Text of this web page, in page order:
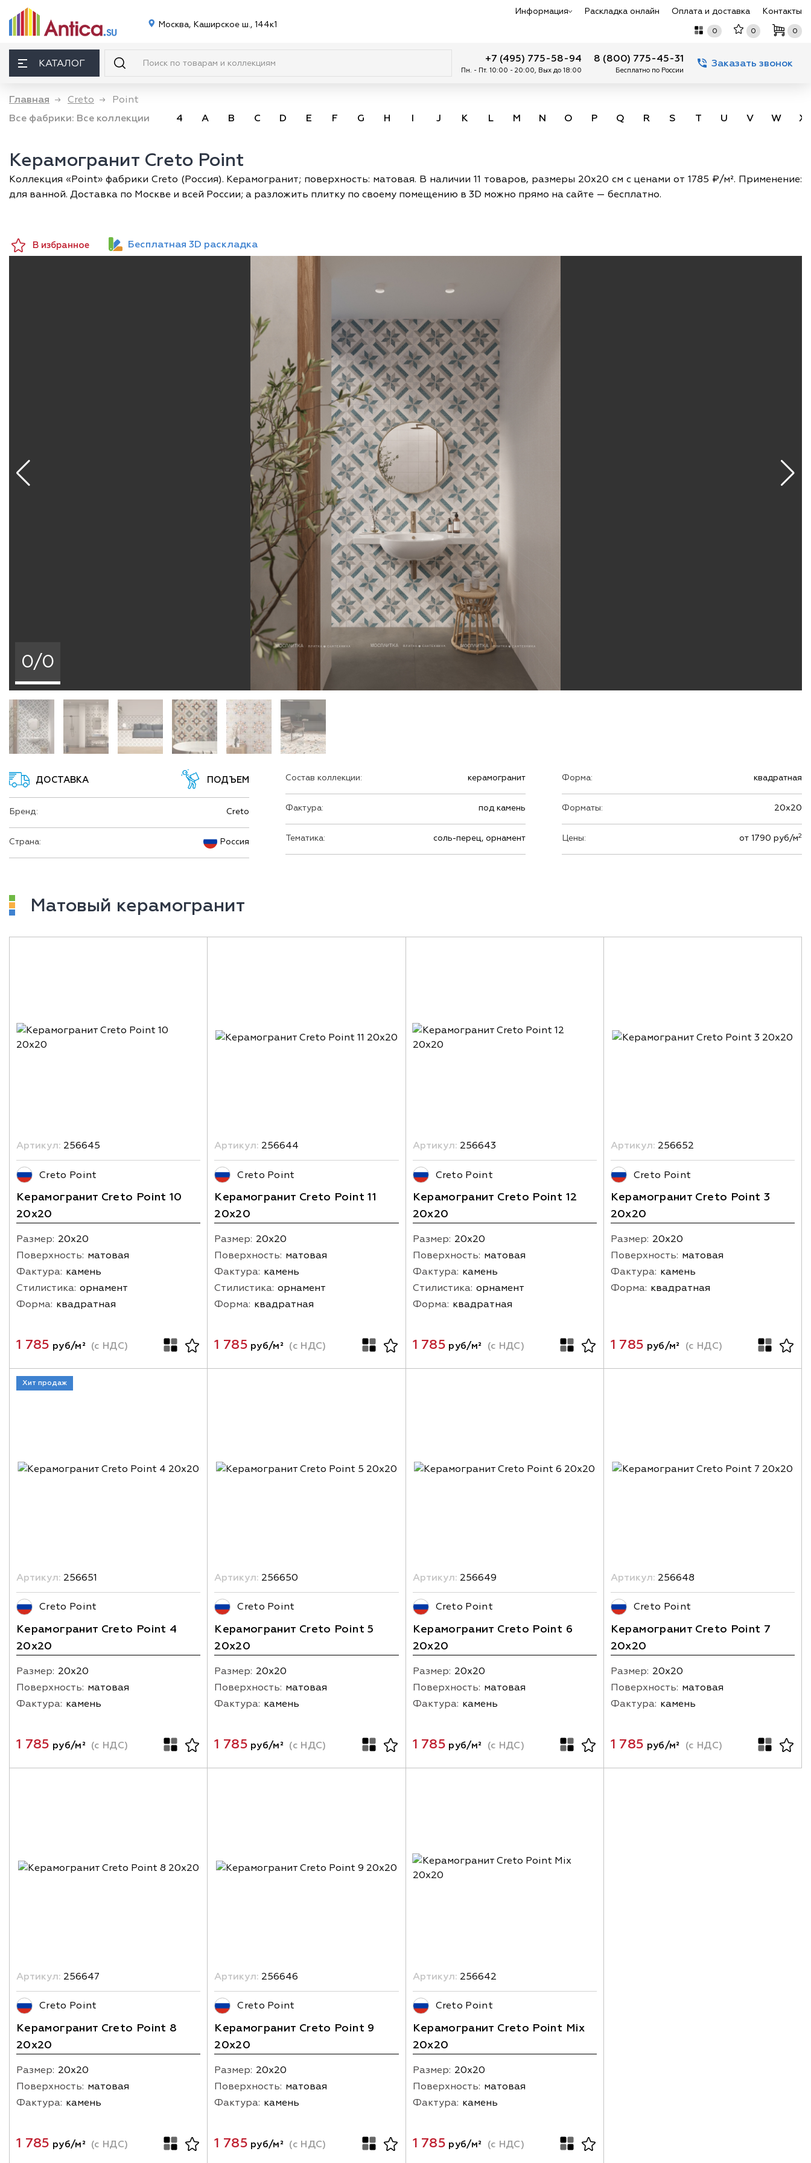
Москва, Каширское ш., 144к1
Информация Раскладка онлайн Оплата и доставка Контакты
0 0 0
КАТАЛОГ +7 (495) 775-58-94
Пн. - Пт. 10:00 - 20:00, Вых до 18:00
8 (800) 775-45-31
Бесплатно по России
Заказать звонок
Главная → Creto →
Point
Все фабрики: Все коллекции 4 A B C D E F G H I J K L M N O P Q R S T U V W X
Керамогранит Creto Point
Коллекция «Point» фабрики Creto (Россия). Керамогранит; поверхность: матовая. В наличии 11 товаров, размеры 20х20 см с ценами от 1785 ₽/м². Применение:
для ванной. Доставка по Москве и всей России; а разложить плитку по своему помещению в 3D можно прямо на сайте — бесплатно.
В избранное Бесплатная 3D раскладка
0/0
ДОСТАВКА ПОДЪЕМ
Бренд: Creto
Страна: Россия
Состав коллекции: керамогранит
Фактура: под камень
Тематика: соль-перец, орнамент
Форма: квадратная
Форматы: 20х20
Цены: от 1790 руб/м2
Матовый керамогранит
Артикул: 256645
Creto Point
Керамогранит Creto Point 10
20х20
Размер: 20х20
Поверхность: матовая
Фактура: камень
Стилистика: орнамент
Форма: квадратная
1 785 руб/м² (с НДС)
Артикул: 256644
Creto Point
Керамогранит Creto Point 11
20х20
Размер: 20х20
Поверхность: матовая
Фактура: камень
Стилистика: орнамент
Форма: квадратная
1 785 руб/м² (с НДС)
Артикул: 256643
Creto Point
Керамогранит Creto Point 12
20х20
Размер: 20х20
Поверхность: матовая
Фактура: камень
Стилистика: орнамент
Форма: квадратная
1 785 руб/м² (с НДС)
Артикул: 256652
Creto Point
Керамогранит Creto Point 3
20х20
Размер: 20х20
Поверхность: матовая
Фактура: камень
Форма: квадратная
1 785 руб/м² (с НДС)
Хит продаж
Артикул: 256651
Creto Point
Керамогранит Creto Point 4
20х20
Размер: 20х20
Поверхность: матовая
Фактура: камень
1 785 руб/м² (с НДС)
Артикул: 256650
Creto Point
Керамогранит Creto Point 5
20х20
Размер: 20х20
Поверхность: матовая
Фактура: камень
1 785 руб/м² (с НДС)
Артикул: 256649
Creto Point
Керамогранит Creto Point 6
20х20
Размер: 20х20
Поверхность: матовая
Фактура: камень
1 785 руб/м² (с НДС)
Артикул: 256648
Creto Point
Керамогранит Creto Point 7
20х20
Размер: 20х20
Поверхность: матовая
Фактура: камень
1 785 руб/м² (с НДС)
Артикул: 256647
Creto Point
Керамогранит Creto Point 8
20х20
Размер: 20х20
Поверхность: матовая
Фактура: камень
1 785 руб/м² (с НДС)
Артикул: 256646
Creto Point
Керамогранит Creto Point 9
20х20
Размер: 20х20
Поверхность: матовая
Фактура: камень
1 785 руб/м² (с НДС)
Артикул: 256642
Creto Point
Керамогранит Creto Point Mix
20х20
Размер: 20х20
Поверхность: матовая
Фактура: камень
1 785 руб/м² (с НДС)